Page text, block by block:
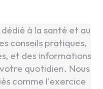
à la santé et au
conseils pratiques,
et des informations
quotidien. Nous
comme l'exercice